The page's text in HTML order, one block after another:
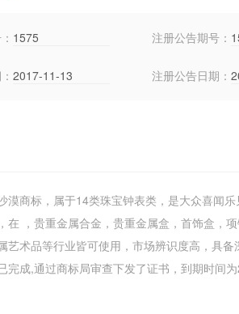
1575 注册公告期号：
2017-11-13 注册公告日期：
漠商标，属于14类珠宝钟表类，是大众喜闻
在 ，贵重金属合金，贵重金属盒，首饰盒，
艺术品等行业皆可使用，市场辨识度高，具
完成,通过商标局审查下发了证书，到期时间